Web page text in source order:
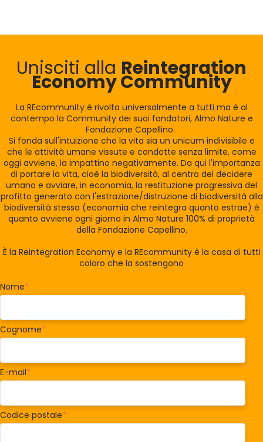
Unisciti alla Reintegration
Economy Community
La REcommunity è rivolta universalmente a tutti ma è al
contempo la Community dei suoi fondatori, Almo Nature e
Fondazione Capellino.
Si fonda sull'intuizione che la vita sia un unicum indivisibile e
che le attività umane vissute e condotte senza limite, come
oggi avviene, la impattino negativamente. Da qui l'importanza
di portare la vita, cioè la biodiversità, al centro del decidere
umano e avviare, in economia, la restituzione progressiva del
profitto generato con l'estrazione/distruzione di biodiversità alla
biodiversità stessa (economia che reintegra quanto estrae) è
quanto avviene ogni giorno in Almo Nature 100% di proprietà
della Fondazione Capellino.
È la Reintegration Economy e la REcommunity è la casa di tutti
coloro che la sostengono
Nome*
Cognome*
E-mail*
Codice postale*